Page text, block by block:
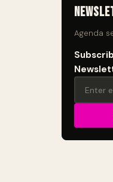
Agenda